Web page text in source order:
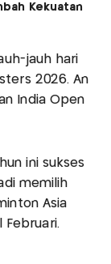
Kekuatan
jauh hari
2026. An
India Open
ini sukses
memilih
Asia
Februari.